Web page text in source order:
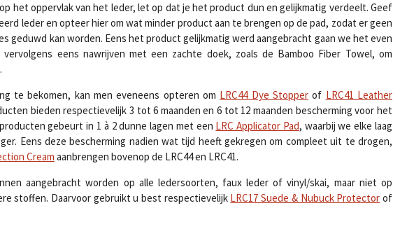
het oppervlak van het leder, let op dat je het product dun en gelijkmatig verdeelt. Geef
leder en opteer hier om wat minder product aan te brengen op de pad, zodat er geen
geduwd kan worden. Eens het product gelijkmatig werd aangebracht gaan we het even
eens nawrijven met een zachte doek, zoals de Bamboo Fiber Towel, om
te bekomen, kan men eveneens opteren om LRC44 Dye Stopperof LRC41 Leather
bieden respectievelijk 3 tot 6 maanden en 6 tot 12 maanden bescherming voor het
gebeurt in 1 à 2 dunne lagen met een LRC Applicator Pad, waarbij we elke laag
Eens deze bescherming nadien wat tijd heeft gekregen om compleet uit te drogen,
Cream aanbrengen bovenop de LRC44 en LRC41.
aangebracht worden op alle ledersoorten, faux leder of vinyl/skai, maar niet op
stoffen. Daarvoor gebruikt u best respectievelijk LRC17 Suede & Nubuck Protector of